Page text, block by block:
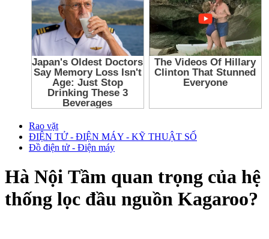
Rao vặt
ĐIỆN TỬ - ĐIỆN MÁY - KỸ THUẬT SỐ
Đồ điện tử - Điện máy
Hà Nội Tầm quan trọng của hệ
thống lọc đầu nguồn Kagaroo?